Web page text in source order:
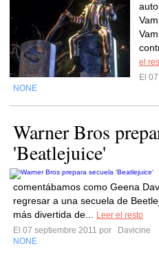
el
El
NONE
Warner Bros
'Beatlejuice'
comentábamos como Geena
regresar a una secuela de
más divertida de...
Leer el resto
El 07 septiembre 2011 por
Davicine
NONE